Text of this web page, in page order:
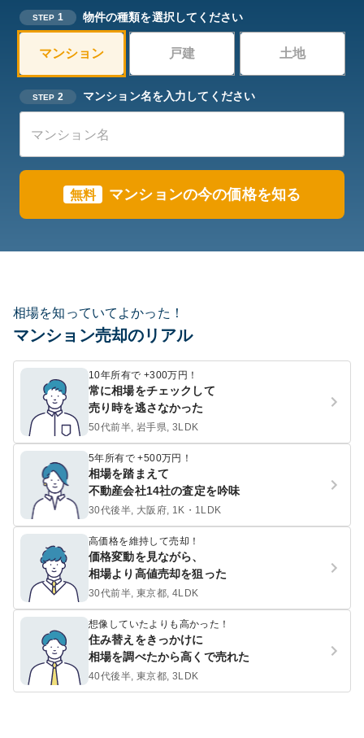
STEP 1 物件の種類を選択してください
マンション 戸建 土地
STEP 2 マンション名を入力してください
無料 マンションの今の価格を知る
相場を知っていてよかった！
マンション売却のリアル
10年所有で +300万円！
常に相場をチェックして
売り時を逃さなかった
50代前半, 岩手県, 3LDK
5年所有で +500万円！
相場を踏まえて
不動産会社14社の査定を吟味
30代後半, 大阪府, 1K・1LDK
高価格を維持して売却！
価格変動を見ながら、
相場より高値売却を狙った
30代前半, 東京都, 4LDK
想像していたよりも高かった！
住み替えをきっかけに
相場を調べたから高くで売れた
40代後半, 東京都, 3LDK